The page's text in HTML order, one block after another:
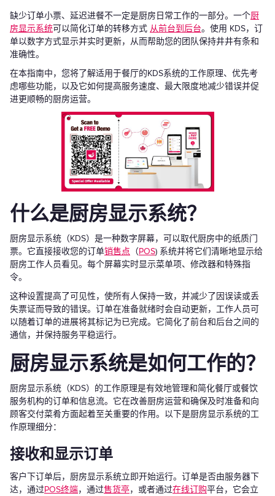
缺少订单小票、延迟进餐不一定是厨房日常工作的一部分。一个厨
房显示系统可以简化订单的转移方式 从前台到后台。使用 KDS，订
单以数字方式显示并实时更新，从而帮助您的团队保持井井有条和
准确性。
在本指南中，您将了解适用于餐厅的KDS系统的工作原理、优先考
虑哪些功能，以及它如何提高服务速度、最大限度地减少错误并促
进更顺畅的厨房运营。
什么是厨房显示系统？
厨房显示系统（KDS）是一种数字屏幕，可以取代厨房中的纸质门
票。它直接接收您的订单销售点 （POS) 系统并将它们清晰地显示给
厨房工作人员看见。每个屏幕实时显示菜单项、修改器和特殊指
令。
这种设置提高了可见性，使所有人保持一致，并减少了因误读或丢
失票证而导致的错误。订单在准备就绪时会自动更新，工作人员可
以随着订单的进展将其标记为已完成。它简化了前台和后台之间的
通信，并保持服务平稳运行。
厨房显示系统是如何工作的？
厨房显示系统（KDS）的工作原理是有效地管理和简化餐厅或餐饮
服务机构的订单和信息流。它在改善厨房运营和确保及时准备和向
顾客交付菜肴方面起着至关重要的作用。以下是厨房显示系统的工
作原理细分：
接收和显示订单
客户下订单后，厨房显示系统立即开始运行。订单是否由服务器下
达，通过POS终端，通过售货亭，或者通过在线订购平台，它会立